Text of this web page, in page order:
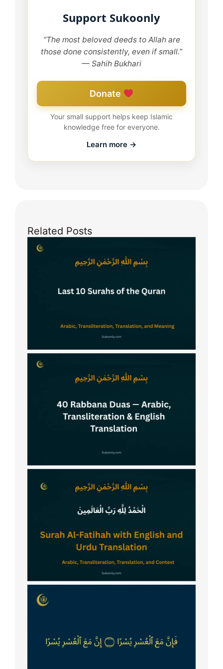
Support Sukoonly
“The most beloved deeds to Allah are
those done consistently, even if small.”
— Sahih Bukhari
Donate
Your small support helps keep Islamic
knowledge free for everyone.
Learn more →
Related Posts